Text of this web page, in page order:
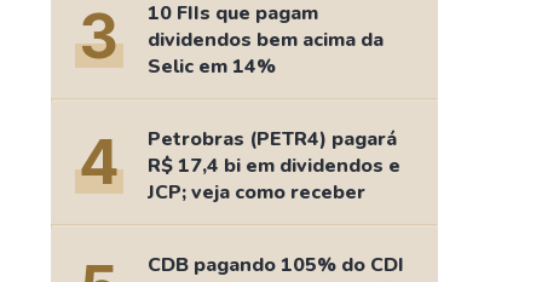
3
10 FIIs que pagam
dividendos bem acima da
Selic em 14%
4
Petrobras (PETR4) pagará
R$ 17,4 bi em dividendos e
JCP; veja como receber
CDB pagando 105% do CDI